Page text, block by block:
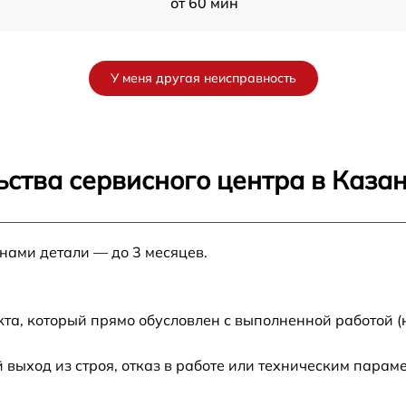
от 60 мин
от 60 мин
У меня другая неисправность
сервисного центра в
детали — до 3 месяцев.
который прямо обусловлен с выполненной
из строя, отказ в работе или техническим